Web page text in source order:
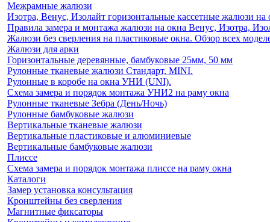
Межрамные жалюзи
Изотра, Венус, Изолайт горизонтальные кассетные жалюзи на
Правила замера и монтажа жалюзи на окна Венус, Изотра,
Жалюзи без сверления на пластиковые окна. Обзор всех
Жалюзи для арки
Горизонтальные деревянные, бамбуковые 25мм, 50 мм
Рулонные тканевые жалюзи Стандарт, MINI.
Рулонные в коробе на окна УНИ (UNI).
Схема замера и порядок монтажа УНИ2 на раму окна
Рулонные тканевые Зебра (День/Ночь)
Рулонные бамбуковые жалюзи
Вертикальные тканевые жалюзи
Вертикальные пластиковые и алюминиевые
Вертикальные бамбуковые жалюзи
Плиссе
Схема замера и порядок монтажа плиссе на раму окна
Каталоги
Замер установка консультация
Кронштейны без сверления
Магнитные фиксаторы